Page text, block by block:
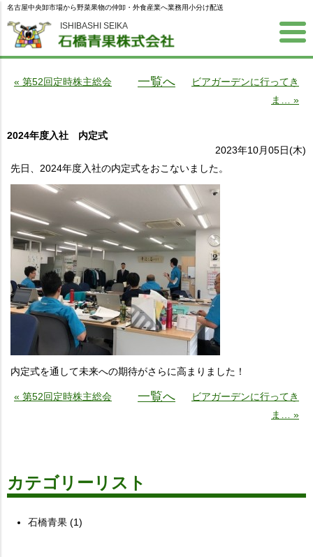
ISHIBASHI SEIKA
名古屋中央卸市場から野菜果物の仲卸・外食産業へ業務用小分け配送
« 第52回定時株主総会 一覧へ
ビアガーデンに行ってき
ま… »
2024年度入社 内定式
2023年10月05日(木)
先日、2024年度入社の内定式をおこないました。
内定式を通して未来への期待がさらに高まりました！
« 第52回定時株主総会 一覧へ
ビアガーデンに行ってき
ま… »
カテゴリーリスト
石橋青果 (1)